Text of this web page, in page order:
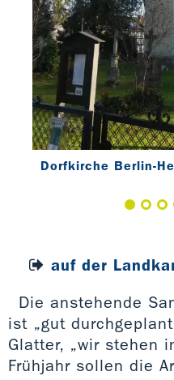
Dorfkirche Berlin-
auf der
Die anstehende
ist „gut
Glatter, „wir stehen
Frühjahr sollen die